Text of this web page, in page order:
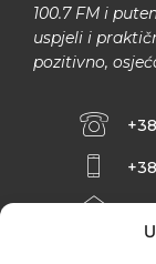
100.7 FM i
uspjeli i
pozitivno,